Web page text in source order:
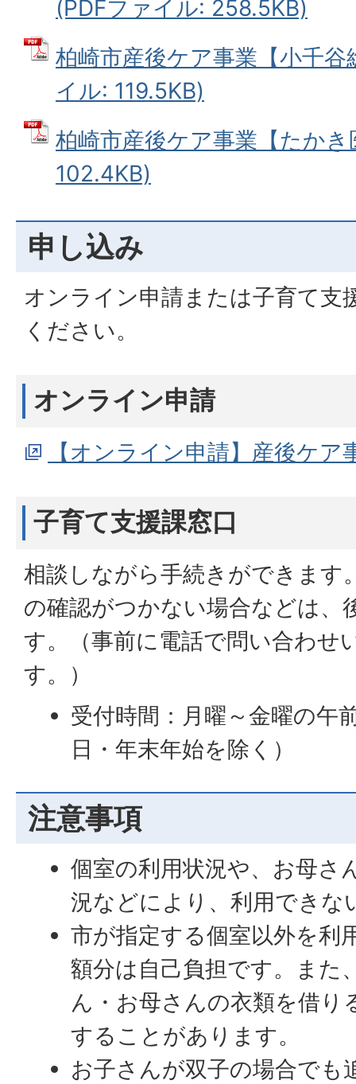
(PDFファイル: 258.5KB)
柏崎市産後ケア事業【小千
イル: 119.5KB)
柏崎市産後ケア事業【たか
102.4KB)
申し込み
オンライン申請または子育て支
ください。
オンライン申請
【オンライン申請】産後ケア
子育て支援課窓口
相談しながら手続きができます
の確認がつかない場合などは、
す。（事前に電話で問い合わせ
す。）
受付時間：月曜～金曜の午
日・年末年始を除く）
注意事項
個室の利用状況や、お母さ
況などにより、利用できな
市が指定する個室以外を利
額分は自己負担です。また
ん・お母さんの衣類を借り
することがあります。
お子さんが双子の場合でも